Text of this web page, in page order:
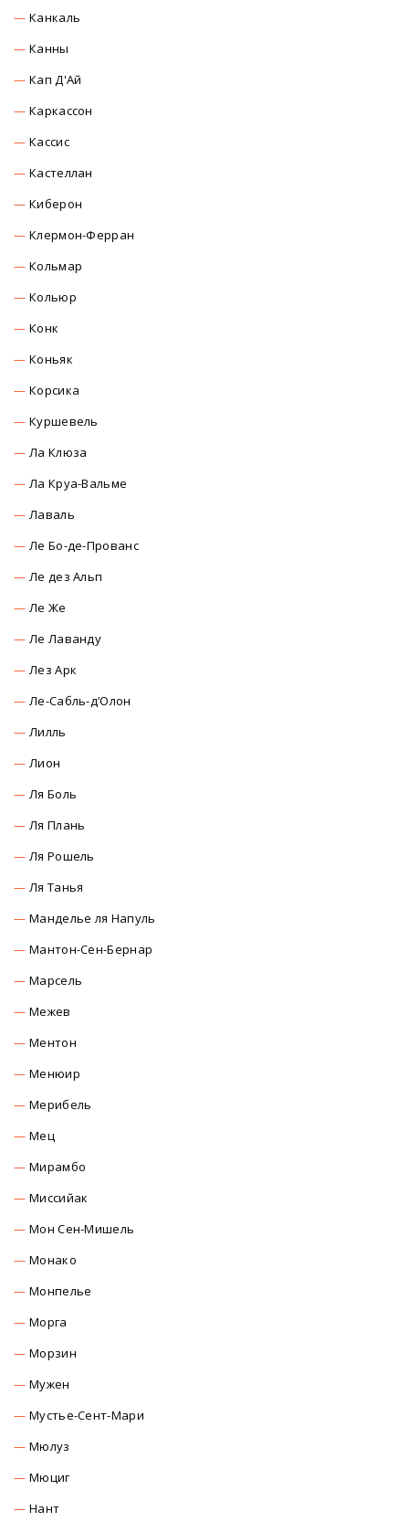
Канкаль
Канны
Кап Д'Ай
Каркасcон
Касcиc
Кастеллан
Киберон
Клермон-Ферран
Кольмар
Кольюр
Конк
Коньяк
Корсика
Куршевель
Ла Клюза
Ла Круа-Вальме
Лаваль
Ле Бо-де-Прованс
Ле дез Альп
Ле Же
Ле Лаванду
Лез Арк
Ле-Сабль-д’Олон
Лилль
Лион
Ля Боль
Ля Плань
Ля Рошель
Ля Танья
Манделье ля Напуль
Мантон-Сен-Бернар
Марсель
Межев
Ментон
Менюир
Мерибель
Мец
Мирамбо
Миссийак
Мон Сен-Мишель
Монако
Монпелье
Морга
Морзин
Мужен
Мустье-Сент-Мари
Мюлуз
Мюциг
Нант